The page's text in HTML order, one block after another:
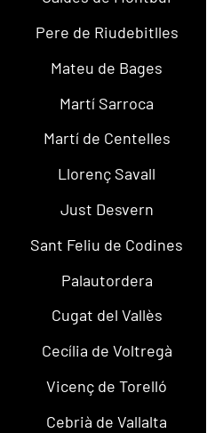
Pere de Riudebitlles
Mateu de Bages
Martí Sarroca
Martí de Centelles
Llorenç Savall
Just Desvern
Sant Feliu de Codines
Palautordera
Cugat del Vallès
Cecília de Voltregà
Vicenç de Torelló
Cebrià de Vallalta